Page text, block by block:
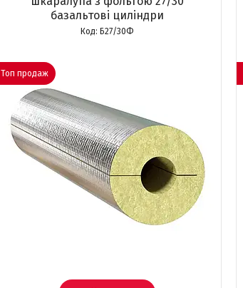
базальтові циліндри
Б27/30Ф
Топ продаж